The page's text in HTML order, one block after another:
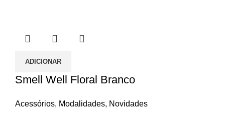
ADICIONAR
Smell Well Floral Branco
Acessórios, Modalidades, Novidades